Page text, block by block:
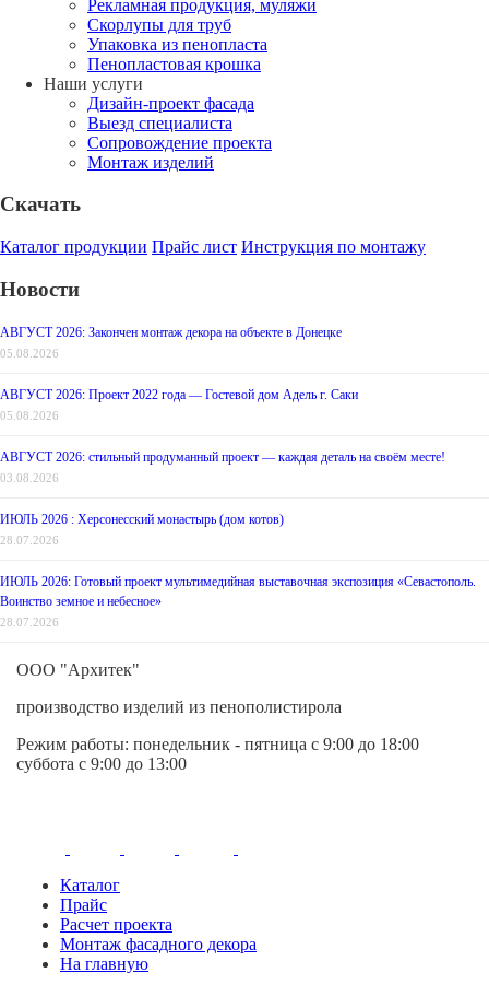
Рекламная продукция, муляжи
Скорлупы для труб
Упаковка из пенопласта
Пенопластовая крошка
Наши услуги
Дизайн-проект фасада
Выезд специалиста
Сопровождение проекта
Монтаж изделий
Скачать
Каталог продукции Прайс лист Инструкция по монтажу
Новости
АВГУСТ 2026: Закончен монтаж декора на объекте в Донецке
05.08.2026
АВГУСТ 2026: Проект 2022 года — Гостевой дом Адель г. Саки
05.08.2026
АВГУСТ 2026: стильный продуманный проект — каждая деталь на своём месте!
03.08.2026
ИЮЛЬ 2026 : Херсонесский монастырь (дом котов)
28.07.2026
ИЮЛЬ 2026: Готовый проект мультимедийная выставочная экспозиция «Севастополь.
Воинство земное и небесное»
28.07.2026
ООО "Архитек"
производство изделий из пенополистирола
Режим работы: понедельник - пятница с 9:00 до 18:00
суббота с 9:00 до 13:00
Каталог
Прайс
Расчет проекта
Монтаж фасадного декора
На главную